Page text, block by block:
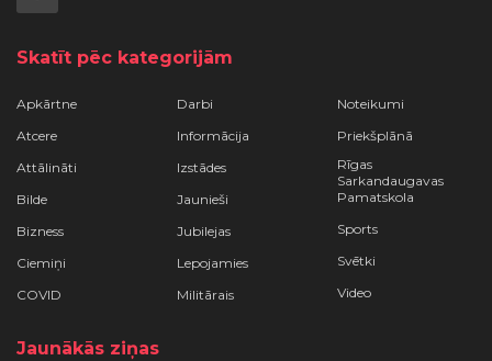
Skatīt pēc kategorijām
Apkārtne
Atcere
Attālināti
Bilde
Bizness
Ciemiņi
COVID
Darbi
Informācija
Izstādes
Jaunieši
Jubilejas
Lepojamies
Militārais
Noteikumi
Priekšplānā
Rīgas
Sarkandaugavas
Pamatskola
Sports
Svētki
Video
Jaunākās ziņas